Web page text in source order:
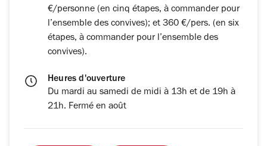
€/personne (en cinq étapes, à commander pour
l’ensemble des convives); et 360 €/pers. (en six
étapes, à commander pour l’ensemble des
convives).
Heures d'ouverture
Du mardi au samedi de midi à 13h et de 19h à
21h. Fermé en août